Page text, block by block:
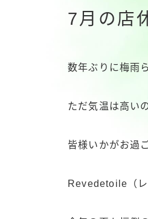
7月の店
数年ぶりに梅雨
ただ気温は高い
皆様いかがお過
Revedetoile（レ